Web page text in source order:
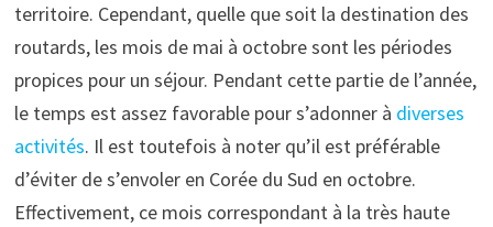
territoire. Cependant, quelle que soit la destination des
routards, les mois de mai à octobre sont les périodes
propices pour un séjour. Pendant cette partie de l’année,
le temps est assez favorable pour s’adonner à diverses
activités. Il est toutefois à noter qu’il est préférable
d’éviter de s’envoler en Corée du Sud en octobre.
Effectivement, ce mois correspondant à la très haute